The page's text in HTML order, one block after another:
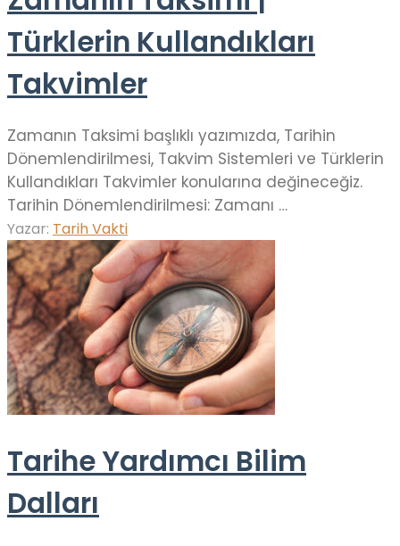
Türklerin Kullandıkları
Takvimler
Zamanın Taksimi başlıklı yazımızda, Tarihin
Dönemlendirilmesi, Takvim Sistemleri ve Türklerin
Kullandıkları Takvimler konularına değineceğiz.
Tarihin Dönemlendirilmesi: Zamanı …
Yazar: Tarih Vakti
Tarihe Yardımcı Bilim
Dalları